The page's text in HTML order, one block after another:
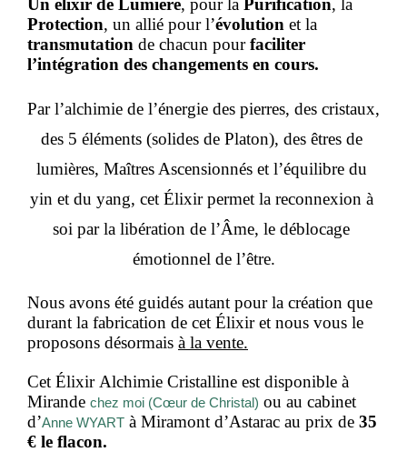
Protection, un allié pour l’évolution
transmutation de chacun pour faciliter
l’intégration des changements en cours.
Par l’alchimie de l’énergie des pierres, des cristaux,
des 5 éléments (solides de Platon), des êtres de
lumières, Maîtres Ascensionnés et l’équilibre du
yin et du yang, cet Élixir permet la reconnexion à
soi par la libération de l’Âme, le déblocage
émotionnel de l’être.
Nous avons été guidés autant pour la création que
durant la fabrication de cet Élixir et nous vous le
proposons désormais à la vente.
Cet Élixir Alchimie Cristalline est disponible à
Mirande chez moi (Cœur de Christal) ou au cabinet
d’Anne WYART à Miramont d’Astarac au prix de 35
€ le flacon.